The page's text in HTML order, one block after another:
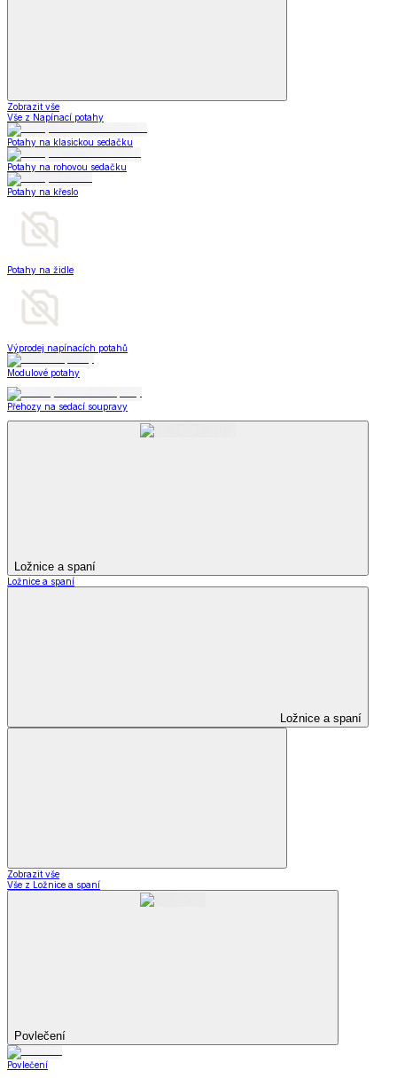
Zobrazit vše
Vše z Napínací potahy
Potahy na klasickou sedačku
Potahy na rohovou sedačku
Potahy na křeslo
Potahy na židle
Výprodej napínacích potahů
Modulové potahy
Přehozy na sedací soupravy
Ložnice a spaní
Ložnice a spaní
Ložnice a spaní
Zobrazit vše
Vše z Ložnice a spaní
Povlečení
Povlečení